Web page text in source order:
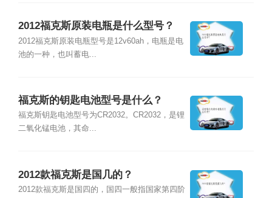
2012福克斯原装电瓶是什么型号？
2012福克斯原装电瓶型号是12v60ah，电瓶是电
池的一种，也叫蓄电...
福克斯的钥匙电池型号是什么？
福克斯钥匙电池型号为CR2032。CR2032，是锂
二氧化锰电池，其命...
2012款福克斯是国几的？
2012款福克斯是国四的，国四一般指国家第四阶